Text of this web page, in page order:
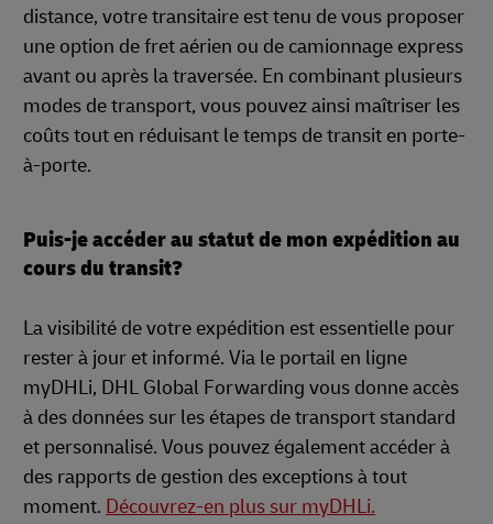
distance, votre transitaire est tenu de vous proposer
une option de fret aérien ou de camionnage express
avant ou après la traversée. En combinant plusieurs
modes de transport, vous pouvez ainsi maîtriser les
coûts tout en réduisant le temps de transit en porte-
à-porte.
Puis-je accéder au statut de mon expédition au
cours du transit?
La visibilité de votre expédition est essentielle pour
rester à jour et informé. Via le portail en ligne
myDHLi, DHL Global Forwarding vous donne accès
à des données sur les étapes de transport standard
et personnalisé. Vous pouvez également accéder à
des rapports de gestion des exceptions à tout
moment. Découvrez-en plus sur myDHLi.